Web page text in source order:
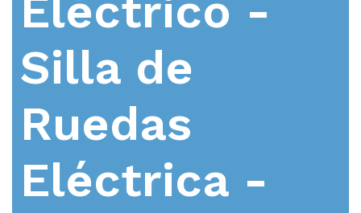
Silla de
Ruedas
Eléctrica -